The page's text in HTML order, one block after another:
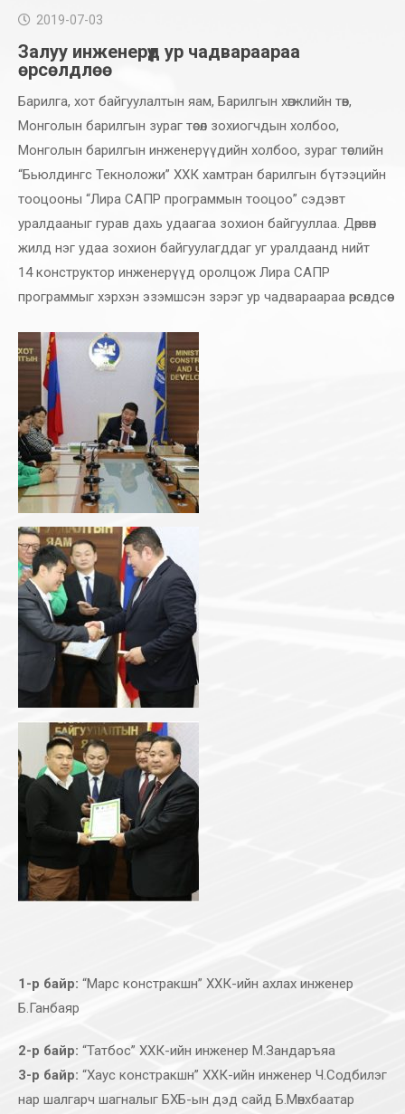
2019-07-03
Залуу инженерүүд ур чадвараараа
өрсөлдлөө
Барилга, хот байгуулалтын яам, Барилгын хөгжлийн төв,
Монголын барилгын зураг төсөл зохиогчдын холбоо,
Монголын барилгын инженерүүдийн холбоо, зураг төслийн
“Бьюлдингс Текноложи” ХХК хамтран барилгын бүтээцийн
тооцооны “Лира САПР программын тооцоо” сэдэвт
уралдааныг гурав дахь удаагаа зохион байгууллаа. Дөрвөн
жилд нэг удаа зохион байгуулагддаг уг уралдаанд нийт
14 конструктор инженерүүд оролцож Лира САПР
программыг хэрхэн эзэмшсэн зэрэг ур чадвараараа өрсөлдсөө
1-р байр: “Марс констракшн” ХХК-ийн ахлах инженер
Б.Ганбаяр
2-р байр: “Татбос” ХХК-ийн инженер М.Зандаръяа
3-р байр: “Хаус констракшн” ХХК-ийн инженер Ч.Содбилэг
нар шалгарч шагналыг БХБ-ын дэд сайд Б.Мөнхбаатар